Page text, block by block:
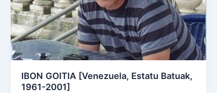
IBON GOITIA [Venezuela, Estatu Batuak,
1961-2001]